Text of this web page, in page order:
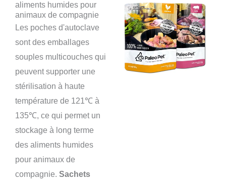
aliments humides pour
animaux de compagnie
Les poches d'autoclave
sont des emballages
souples multicouches qui
peuvent supporter une
stérilisation à haute
température de 121℃ à
135℃, ce qui permet un
stockage à long terme
des aliments humides
pour animaux de
compagnie. Sachets